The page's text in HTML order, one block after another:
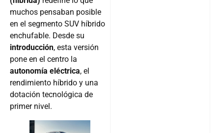
muchos pensaban posible
en el segmento SUV híbrido
enchufable. Desde su
introducción, esta versión
pone en el centro la
autonomía eléctrica, el
rendimiento híbrido y una
dotación tecnológica de
primer nivel.